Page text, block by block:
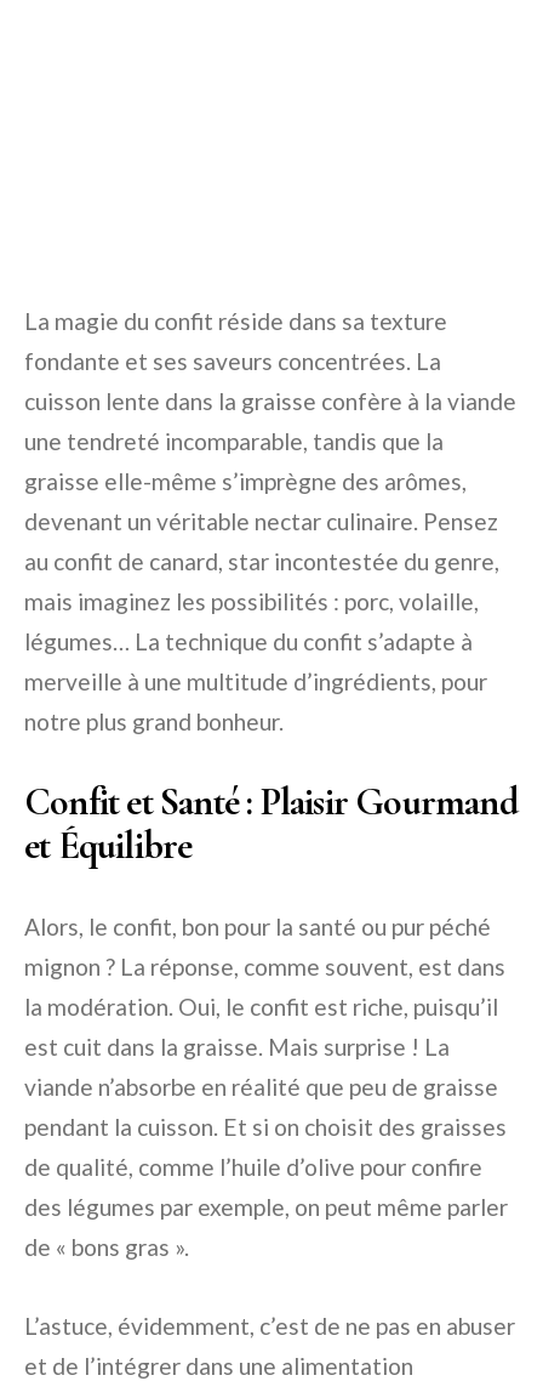
La magie du confit réside dans sa texture
fondante et ses saveurs concentrées. La
cuisson lente dans la graisse confère à la viande
une tendreté incomparable, tandis que la
graisse elle-même s’imprègne des arômes,
devenant un véritable nectar culinaire. Pensez
au confit de canard, star incontestée du genre,
mais imaginez les possibilités : porc, volaille,
légumes… La technique du confit s’adapte à
merveille à une multitude d’ingrédients, pour
notre plus grand bonheur.
Confit et Santé : Plaisir Gourmand
et Équilibre
Alors, le confit, bon pour la santé ou pur péché
mignon ? La réponse, comme souvent, est dans
la modération. Oui, le confit est riche, puisqu’il
est cuit dans la graisse. Mais surprise ! La
viande n’absorbe en réalité que peu de graisse
pendant la cuisson. Et si on choisit des graisses
de qualité, comme l’huile d’olive pour confire
des légumes par exemple, on peut même parler
de « bons gras ».
L’astuce, évidemment, c’est de ne pas en abuser
et de l’intégrer dans une alimentation